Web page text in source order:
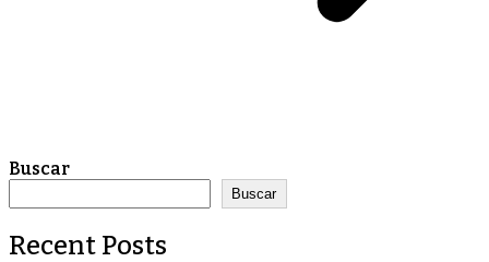
Buscar
Buscar
Recent Posts